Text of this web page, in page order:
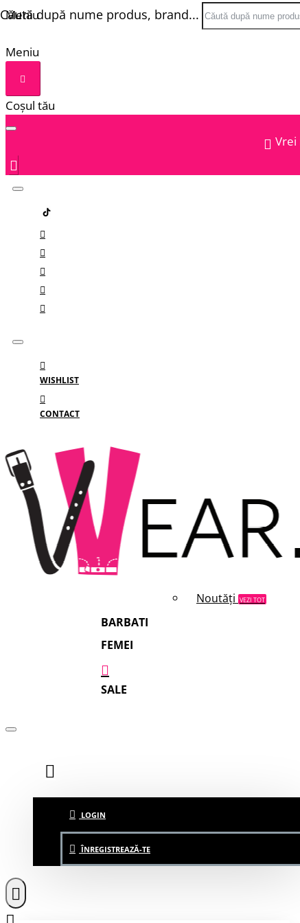
Meniu
Meniu
Coșul tău
Vrei
WISHLIST
CONTACT
Meniu
MENIU
Categorii
Branduri
Noutăți VEZI TOT
BARBATI
FEMEI
SALE
LOGIN
ÎNREGISTREAZĂ-TE
Căută după nume produs, brand...